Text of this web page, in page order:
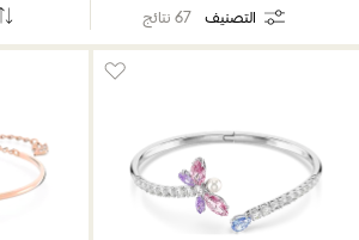
التصنيف 67 نتائج